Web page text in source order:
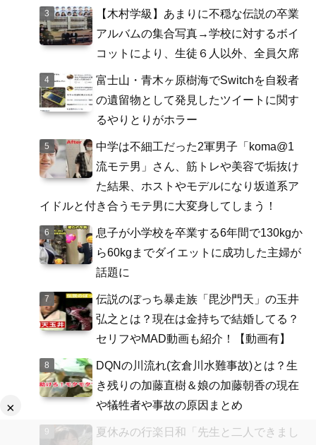
×
【木村学級】あまりに不穏な伝説の卒業
アルバムの集合写真→学校に対するボイ
コットにより、生徒６人以外、全員欠席
富士山・青木ヶ原樹海でSwitchを自殺者
の遺留物として発見したツイートに関す
るやりとりがホラー
中学は不細工だった2軍男子「koma@1
流モテ男」さん、筋トレや美容で垢抜け
た結果、ホストやモデルになり坂道系ア
イドルと付き合うモテ男に大変身してしまう！
息子が小学校を卒業する6年間で130kgか
ら60kgまでダイエットに成功した主婦が
話題に
伝説のぼっち暴走族「毘沙門天」の玉井
弘之とは？現在は金持ちで結婚してる？
セリフやMAD動画も紹介！【動画有】
DQNの川流れ(玄倉川水難事故)とは？生
き残りの加藤直樹＆娘の加藤朝香の現在
や犠牲者や事故の原因まとめ
夏休みの行楽日和「先生と二人できまし